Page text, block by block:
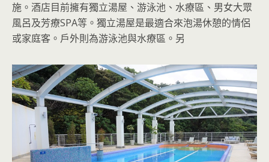
施。酒店目前擁有獨立湯屋、游泳池、水療區、男女大眾
風呂及芳療SPA等。獨立湯屋是最適合來泡湯休憩的情侶
或家庭客。戶外則為游泳池與水療區。另